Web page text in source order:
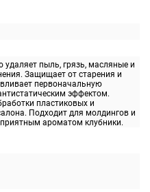
удаляет пыль, грязь, масляные и
Защищает от старения и
первоначальную
эффектом.
пластиковых и
Подходит для молдингов и
ароматом клубники.